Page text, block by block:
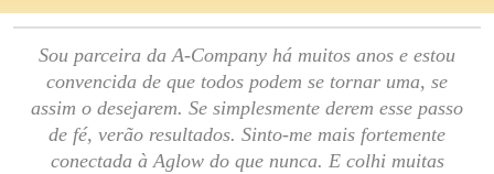
Sou parceira da A-Company há muitos anos e estou
convencida de que todos podem se tornar uma, se
assim o desejarem. Se simplesmente derem esse passo
de fé, verão resultados. Sinto-me mais fortemente
conectada à Aglow do que nunca. E colhi muitas